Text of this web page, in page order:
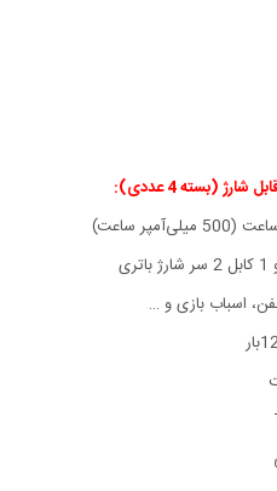
(بسته 4 عددی)
:
اسبا‌ب بازی و …